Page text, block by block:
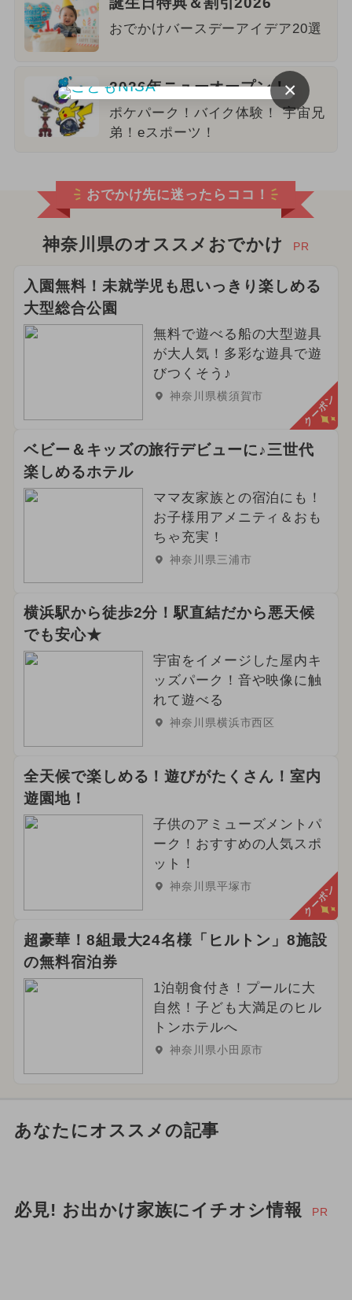
おでかけバースデーアイデア20選
2026年ニューオープン！
ポケパーク！バイク体験！ 宇宙兄
弟！eスポーツ！
おでかけ先に迷ったらココ！
神奈川県のオススメおでかけ PR
入園無料！未就学児も思いっきり楽しめる
大型総合公園
無料で遊べる船の大型遊具
が大人気！多彩な遊具で遊
びつくそう♪
神奈川県横須賀市 クーポン
ベビー＆キッズの旅行デビューに♪三世代
楽しめるホテル
ママ友家族との宿泊にも！
お子様用アメニティ＆おも
ちゃ充実！
神奈川県三浦市
横浜駅から徒歩2分！駅直結だから悪天候
でも安心★
宇宙をイメージした屋内キ
ッズパーク！音や映像に触
れて遊べる
神奈川県横浜市西区
全天候で楽しめる！遊びがたくさん！室内
遊園地！
子供のアミューズメントパ
ーク！おすすめの人気スポ
ット！
神奈川県平塚市 クーポン
超豪華！8組最大24名様「ヒルトン」8施設
の無料宿泊券
1泊朝食付き！プールに大
自然！子ども大満足のヒル
トンホテルへ
神奈川県小田原市
あなたにオススメの記事
必見! お出かけ家族にイチオシ情報 PR
×